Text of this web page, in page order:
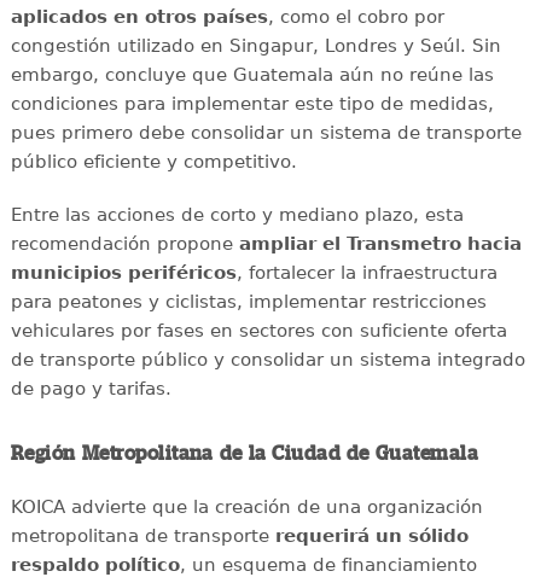
aplicados en otros países, como el cobro por
congestión utilizado en Singapur, Londres y Seúl. Sin
embargo, concluye que Guatemala aún no reúne las
condiciones para implementar este tipo de medidas,
pues primero debe consolidar un sistema de transporte
público eficiente y competitivo.
Entre las acciones de corto y mediano plazo, esta
recomendación propone ampliar el Transmetro hacia
municipios periféricos, fortalecer la infraestructura
para peatones y ciclistas, implementar restricciones
vehiculares por fases en sectores con suficiente oferta
de transporte público y consolidar un sistema integrado
de pago y tarifas.
Región Metropolitana de la Ciudad de Guatemala
KOICA advierte que la creación de una organización
metropolitana de transporte requerirá un sólido
respaldo político, un esquema de financiamiento